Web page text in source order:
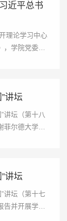
近平总书
理论学习中心
学院党委委
校区党工委
讲坛
讲坛（第十八
尔德大学孟
由张清哲研
讲坛
讲坛（第十七
并开展学术
，邱介山教